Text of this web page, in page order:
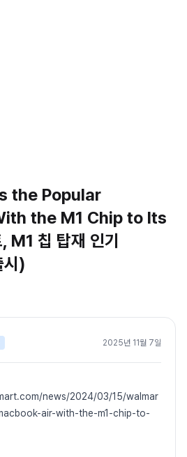
the Popular
the M1 Chip to Its
칩 탑재 인기
)
2025년 11월 7일
news/2024/03/15/walmar
air-with-the-m1-chip-to-